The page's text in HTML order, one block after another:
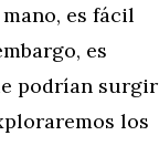
es fácil
es
podrían surgir
los